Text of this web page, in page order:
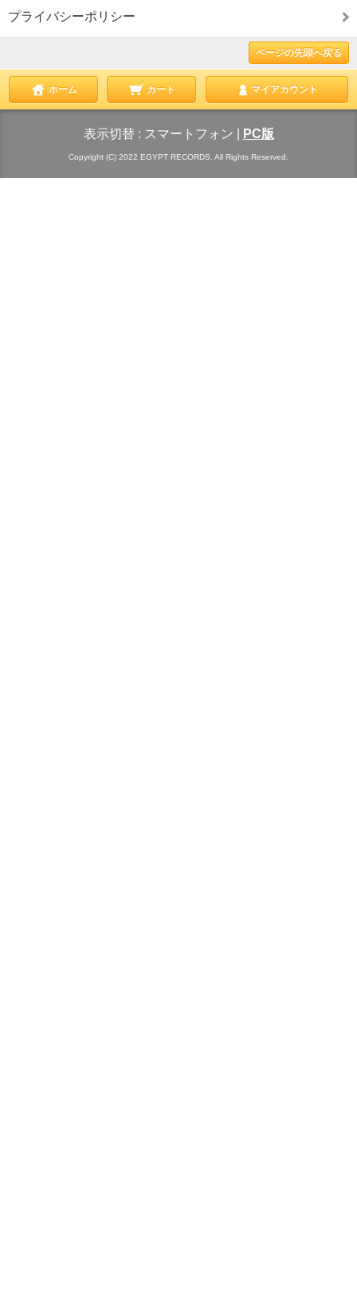
プライバシーポリシー
ページの先頭へ戻る
ホーム カート マイアカウント
表示切替 : スマートフォン PC版
Copyright (C) 2022 EGYPT RECORDS. All Rights Reserved.